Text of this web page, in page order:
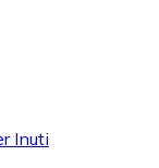
Inuti